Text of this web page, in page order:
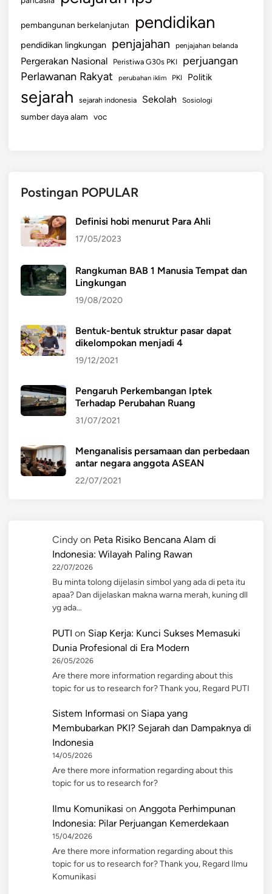
pembangunan berkelanjutan pendidikan
pendidikan lingkungan penjajahan penjajahan belanda
Pergerakan Nasional Peristiwa G30s PKI perjuangan
Perlawanan Rakyat perubahan iklim PKI Politik
sejarah sejarah indonesia Sekolah Sosiologi
sumber daya alam voc
Postingan POPULAR
Definisi hobi menurut Para Ahli
17/05/2023
Rangkuman BAB 1 Manusia Tempat dan
Lingkungan
19/08/2020
Bentuk-bentuk struktur pasar dapat
dikelompokan menjadi 4
19/12/2021
Pengaruh Perkembangan Iptek
Terhadap Perubahan Ruang
31/07/2021
Menganalisis persamaan dan perbedaan
antar negara anggota ASEAN
22/07/2021
Cindy on Peta Risiko Bencana Alam di
Indonesia: Wilayah Paling Rawan
22/07/2026
Bu minta tolong dijelasin simbol yang ada di peta itu
apaa? Dan dijelaskan makna warna merah, kuning dll
yg ada…
PUTI on Siap Kerja: Kunci Sukses Memasuki
Dunia Profesional di Era Modern
26/05/2026
Are there more information regarding about this
topic for us to research for? Thank you, Regard PUTI
Sistem Informasi on Siapa yang
Membubarkan PKI? Sejarah dan Dampaknya di
Indonesia
14/05/2026
Are there more information regarding about this
topic for us to research for?
Ilmu Komunikasi on Anggota Perhimpunan
Indonesia: Pilar Perjuangan Kemerdekaan
15/04/2026
Are there more information regarding about this
topic for us to research for? Thank you, Regard Ilmu
Komunikasi